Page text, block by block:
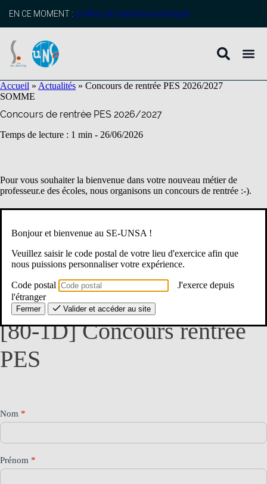
principal
EN CE MOMENT : profitez de l’adhésion anticipée
Accueil » Actualités » Concours de rentrée PES 2026/2027
SOMME
Concours de rentrée PES 2026/2027
Temps de lecture : 1 min - 26/06/2026
Pour vous souhaiter la bienvenue dans votre nouveau métier de
professeur.e des écoles, nous organisons un concours de rentrée :-).
A bientôt,
Syndicalement,
L’équipe du Se-UNSA de la Somme
[80-
1D]
Concours
PES
[80-1D] Concours rentrée
PES
Nom *
Prénom *
Bonjour et bienvenue au SE-UNSA !
Veuillez saisir le code postal de votre lieu d'exercice afin que
nous puissions personnaliser votre expérience.
Code postal
J'exerce depuis
l'étranger
Fermer Valider et accéder au site